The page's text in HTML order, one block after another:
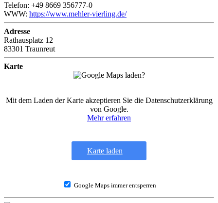
Telefon: +49 8669 356777-0
WWW: https://www.mehler-vierling.de/
Adresse
Rathausplatz 12
83301 Traunreut
Karte
Mit dem Laden der Karte akzeptieren Sie die Datenschutzerklärung
von Google.
Mehr erfahren
Karte laden
Google Maps immer entsperren